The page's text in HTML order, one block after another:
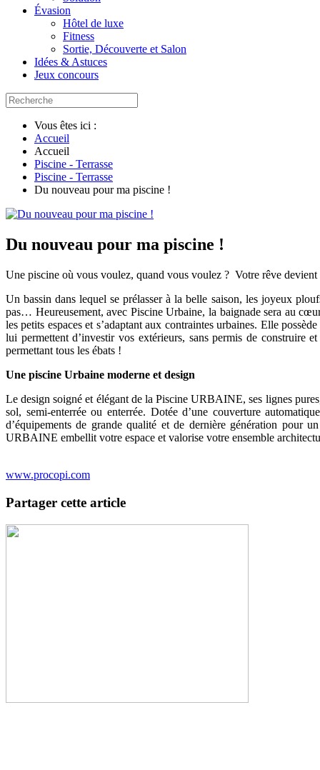
Évasion
Hôtel de luxe
Fitness
Sortie, Découverte et Salon
Idées & Astuces
Jeux concours
Vous êtes ici :
Accueil
Accueil
Piscine - Terrasse
Piscine - Terrasse
Du nouveau pour ma piscine !
Du nouveau pour ma piscine !
Une piscine où vous voulez, quand vous voulez ? Votre rêve
Un bassin dans lequel se prélasser à la belle saison, les joyeux
pas… Heureusement, avec Piscine Urbaine, la baignade sera au
les petits espaces et s’adaptant aux contraintes urbaines. Elle
lui permettent d’investir vos extérieurs, sans permis de construire
permettant tous les ébats !
Une piscine Urbaine moderne et design
Le design soigné et élégant de la Piscine URBAINE, ses lignes
sol, semi-enterrée ou enterrée. Dotée d’une couverture
d’équipements de grande qualité et de dernière génération pour
URBAINE embellit votre espace et valorise votre ensemble
www.procopi.com
Partager cette article